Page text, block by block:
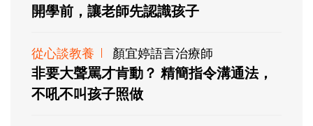
開學前，讓老師先認識孩子
從心談教養 顏宜婷語言治療師
非要大聲罵才肯動？ 精簡指令溝通法，
不吼不叫孩子照做